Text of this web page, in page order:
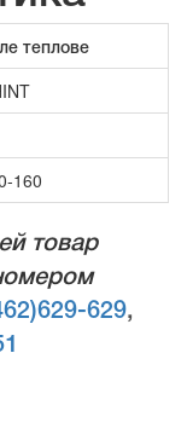
теплове
160
товар
629,